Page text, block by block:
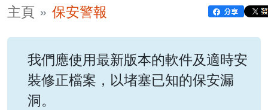
主頁 保安警報
我們應使用最新版本的軟件及適時安
裝修正檔案，以堵塞已知的保安漏
洞。